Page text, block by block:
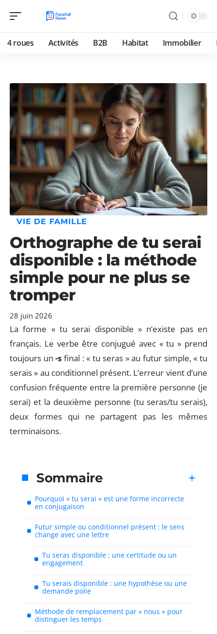
4 roues Activités B2B Habitat Immobilier
VIE DE FAMILLE
Orthographe de tu serai
disponible : la méthode
simple pour ne plus se
tromper
28 juin 2026
La forme « tu serai disponible » n’existe pas en
français. Le verbe être conjugué avec « tu » prend
toujours un-s final : « tu seras » au futur simple, « tu
serais » au conditionnel présent. L’erreur vient d’une
confusion fréquente entre la première personne (je
serai) et la deuxième personne (tu seras/tu serais),
deux formes qui ne partagent pas les mêmes
terminaisons.
Sommaire
Pourquoi « tu serai » est une forme incorrecte
en conjugaison
Futur simple ou conditionnel présent : le sens
change avec une lettre
Tu seras disponible : une certitude ou un
engagement
Tu serais disponible : une hypothèse ou une
demande polie
Méthode de remplacement par « nous » pour
distinguer les temps